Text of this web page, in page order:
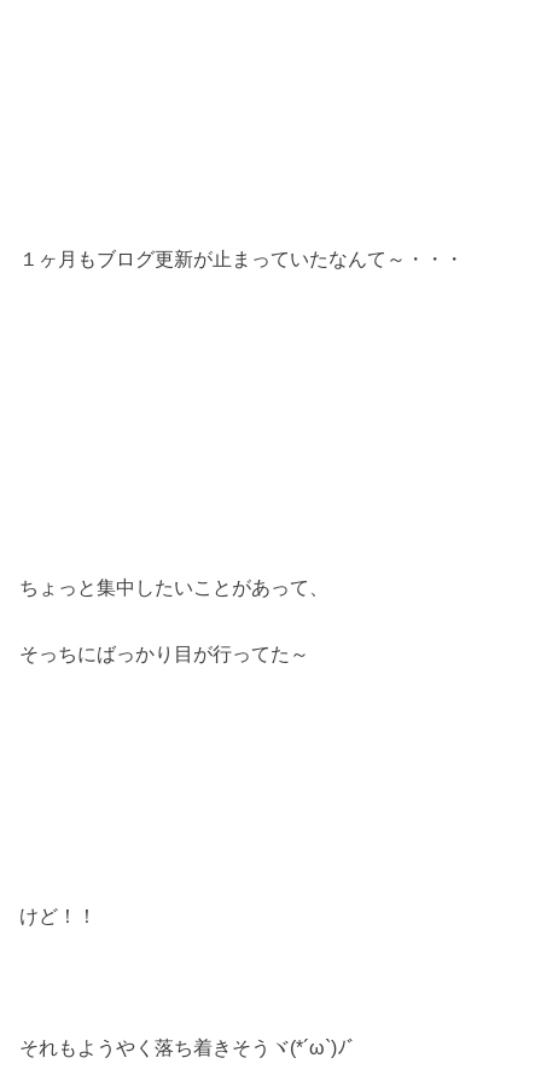
１ヶ月もブログ更新が止まっていたなんて～・・・
ちょっと集中したいことがあって、
そっちにばっかり目が行ってた～
けど！！
それもようやく落ち着きそうヾ(*´ω`)ﾉﾞ